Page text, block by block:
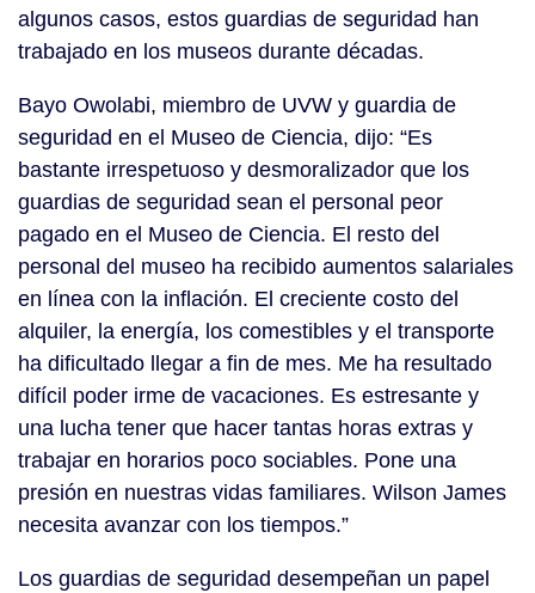
algunos casos, estos guardias de seguridad han
trabajado en los museos durante décadas.
Bayo Owolabi, miembro de UVW y guardia de
seguridad en el Museo de Ciencia, dijo: “Es
bastante irrespetuoso y desmoralizador que los
guardias de seguridad sean el personal peor
pagado en el Museo de Ciencia. El resto del
personal del museo ha recibido aumentos salariales
en línea con la inflación. El creciente costo del
alquiler, la energía, los comestibles y el transporte
ha dificultado llegar a fin de mes. Me ha resultado
difícil poder irme de vacaciones. Es estresante y
una lucha tener que hacer tantas horas extras y
trabajar en horarios poco sociables. Pone una
presión en nuestras vidas familiares. Wilson James
necesita avanzar con los tiempos.”
Los guardias de seguridad desempeñan un papel